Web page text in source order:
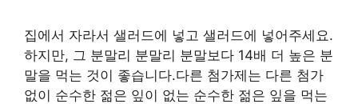
집에서 자라서 샐러드에 넣고 샐러드에 넣어주세요.
하지만, 그 분말리 분말리 분말보다 14배 더 높은 분
말을 먹는 것이 좋습니다.다른 첨가제는 다른 첨가
없이 순수한 젊은 잎이 없는 순수한 젊은 잎을 먹는